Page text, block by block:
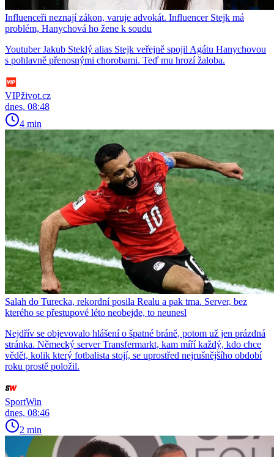
Influenceři neznají zákon, varuje advokát. Influencer Stejk má
problém, Hanychová ho žene k soudu
Youtuber Jakub Steklý alias Stejk veřejně spojil Agátu Hanychovou
s pohlavně přenosnými chorobami. Teď mu hrozí žaloba.
VIPživot.cz
dnes, 08:48
4 min
Salah do Turecka, rekordní posila Realu a pak tma. Server, bez
kterého se přestupové léto neobejde, to neunesl
Nejdřív se objevovalo hlášení o špatné bráně, potom už jen prázdná
stránka. Německý server Transfermarkt, kam míří každý, kdo chce
vědět, kolik který fotbalista stojí, se uprostřed nejrušnějšího období
roku prostě položil.
SportWin
dnes, 08:46
2 min